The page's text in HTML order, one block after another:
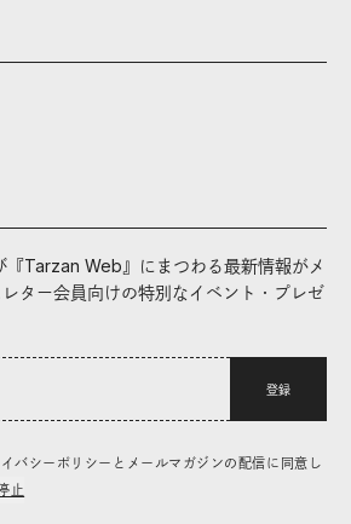
『Tarzan Web』にまつわる最新情報がメ
ター会員向けの特別なイベント・プレゼ
登録
バシーポリシーとメールマガジンの配信に同意し
止